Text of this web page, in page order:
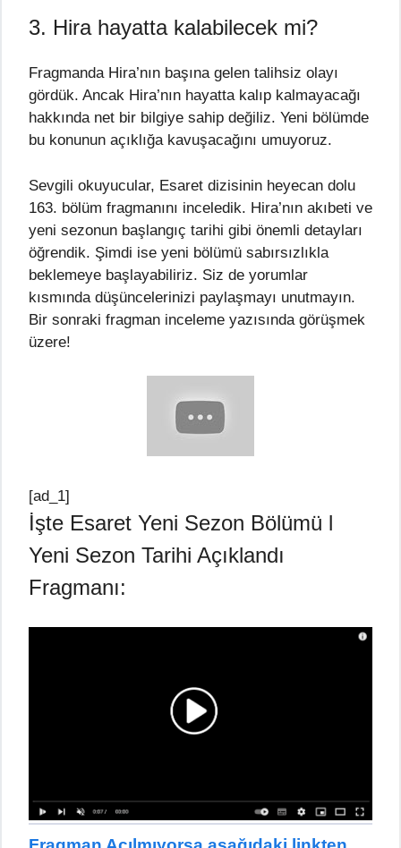
3. Hira hayatta kalabilecek mi?
Fragmanda Hira’nın başına gelen talihsiz olayı
gördük. Ancak Hira’nın hayatta kalıp kalmayacağı
hakkında net bir bilgiye sahip değiliz. Yeni bölümde
bu konunun açıklığa kavuşacağını umuyoruz.
Sevgili okuyucular, Esaret dizisinin heyecan dolu
163. bölüm fragmanını inceledik. Hira’nın akıbeti ve
yeni sezonun başlangıç tarihi gibi önemli detayları
öğrendik. Şimdi ise yeni bölümü sabırsızlıkla
beklemeye başlayabiliriz. Siz de yorumlar
kısmında düşüncelerinizi paylaşmayı unutmayın.
Bir sonraki fragman inceleme yazısında görüşmek
üzere!
[ad_1]
İşte Esaret Yeni Sezon Bölümü l
Yeni Sezon Tarihi Açıklandı
Fragmanı: